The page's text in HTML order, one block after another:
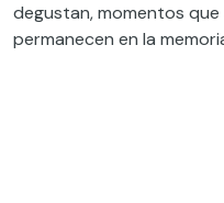
degustan, momentos
permanecen en la